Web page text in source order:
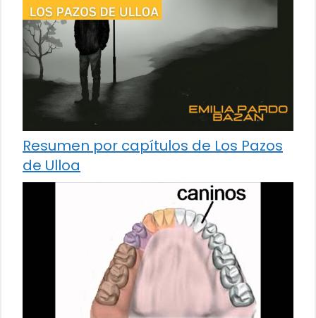
Resumen por capítulos de Los Pazos
de Ulloa